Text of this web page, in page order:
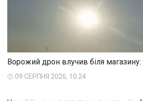
Ворожий дрон влучив біля магазину:
09 СЕРПНЯ 2026, 10:24